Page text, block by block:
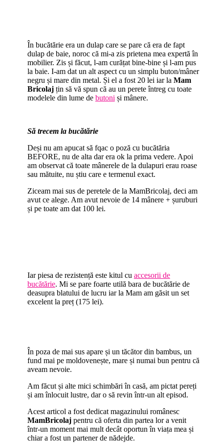
În bucătărie era un dulap care se pare că era de fapt
dulap de baie, noroc că mi-a zis prietena mea expertă în
mobilier. Zis și făcut, l-am curățat bine-bine și l-am pus
la baie. I-am dat un alt aspect cu un simplu buton/mâner
negru și mare din metal. Și el a fost 20 lei iar la Mam
Bricolajțin să vă spun că au un perete întreg cu toate
modelele din lume de butoniși mânere.
Să trecem la bucătărie
Deși nu am apucat să fqac o poză cu bucătăria
BEFORE, nu de alta dar era ok la prima vedere. Apoi
am observat că toate mânerele de la dulapuri erau roase
sau mătuite, nu știu care e termenul exact.
Ziceam mai sus de peretele de la MamBricolaj, deci am
avut ce alege. Am avut nevoie de 14 mânere + șuruburi
și pe toate am dat 100 lei.
Iar piesa de rezistență este kitul cu accesorii de
bucătărie. Mi se pare foarte utilă bara de bucătărie de
deasupra blatului de lucru iar la Mam am găsit un set
excelent la preț (175 lei).
În poza de mai sus apare și un tăcător din bambus, un
fund mai pe moldovenește, mare și numai bun pentru că
aveam nevoie.
Am făcut și alte mici schimbări în casă, am pictat pereți
și am înlocuit lustre, dar o să revin într-un alt episod.
Acest articol a fost dedicat magazinului românesc
MamBricolajpentru că oferta din partea lor a venit
într-un moment mai mult decât oportun în viața mea și
chiar a fost un partener de nădejde.